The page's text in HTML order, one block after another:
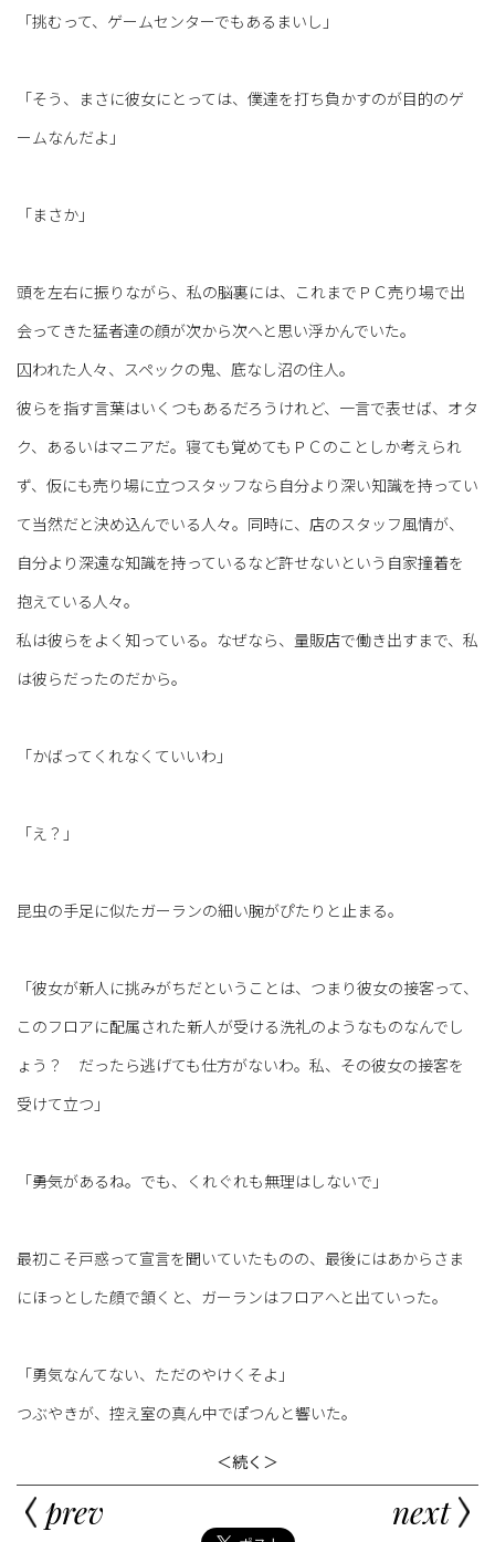
「挑むって、ゲームセンターでもあるまいし」
「そう、まさに彼女にとっては、僕達を打ち負かすのが目的のゲ
ームなんだよ」
「まさか」
頭を左右に振りながら、私の脳裏には、これまでＰＣ売り場で出
会ってきた猛者達の顔が次から次へと思い浮かんでいた。
囚われた人々、スペックの鬼、底なし沼の住人。
彼らを指す言葉はいくつもあるだろうけれど、一言で表せば、オタ
ク、あるいはマニアだ。寝ても覚めてもＰＣのことしか考えられ
ず、仮にも売り場に立つスタッフなら自分より深い知識を持ってい
て当然だと決め込んでいる人々。同時に、店のスタッフ風情が、
自分より深遠な知識を持っているなど許せないという自家撞着を
抱えている人々。
私は彼らをよく知っている。なぜなら、量販店で働き出すまで、私
は彼らだったのだから。
「かばってくれなくていいわ」
「え？」
昆虫の手足に似たガーランの細い腕がぴたりと止まる。
「彼女が新人に挑みがちだということは、つまり彼女の接客って、
このフロアに配属された新人が受ける洗礼のようなものなんでし
ょう？ だったら逃げても仕方がないわ。私、その彼女の接客を
受けて立つ」
「――勇気があるね。でも、くれぐれも無理はしないで」
最初こそ戸惑って宣言を聞いていたものの、最後にはあからさま
にほっとした顔で頷くと、ガーランはフロアへと出ていった。
「勇気なんてない、ただのやけくそよ」
つぶやきが、控え室の真ん中でぽつんと響いた。
＜続く＞
prev next